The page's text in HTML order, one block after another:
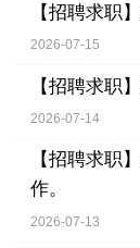
【招聘求职】
2026-07-15
【招聘求职】
2026-07-14
【招聘求职】
作。
2026-07-13